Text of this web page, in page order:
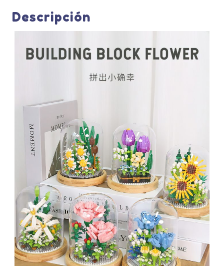
Descripción